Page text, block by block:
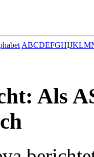
ABCDEFGHIJKLM
Als